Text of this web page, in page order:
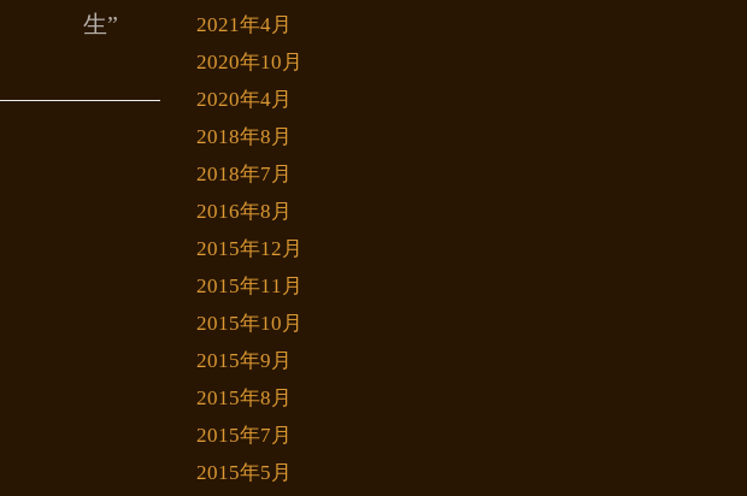
生”
2021年4月
2020年10月
2020年4月
2018年8月
2018年7月
2016年8月
2015年12月
2015年11月
2015年10月
2015年9月
2015年8月
2015年7月
2015年5月